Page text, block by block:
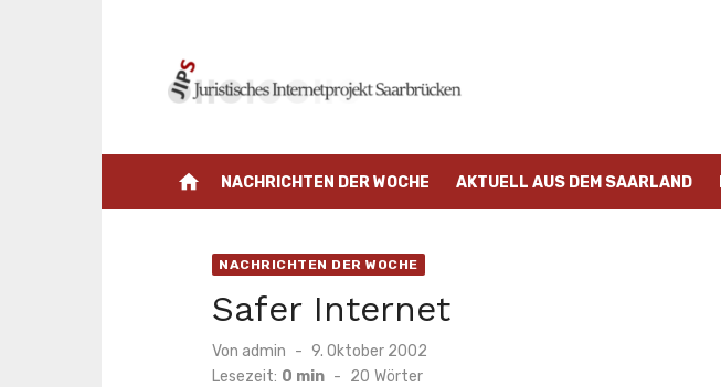
home NACHRICHTEN DER WOCHE AKTUELL AUS DEM SAARLAND
NACHRICHTEN DER WOCHE
Safer Internet
Von admin
Veröffentlicht
am
9. Oktober 2002
Lesezeit: 0 min - 20 Wörter